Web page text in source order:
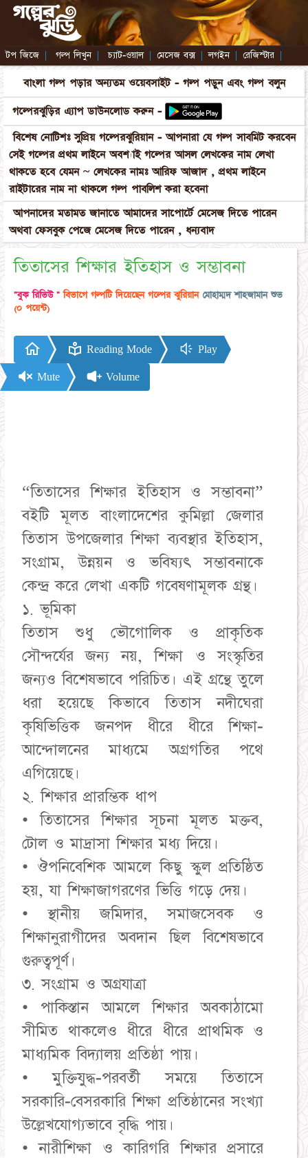
টপ জিজে | গল্প লিখুন | চ্যাট-ওয়াল | মেসেজ বক্স | লগইন | রেজিস্টার |
বাংলা গল্প পড়ার অন্যতম ওয়েবসাইট - গল্প পড়ুন এবং গল্প বলুন
গল্পেরঝুড়ির এ্যাপ ডাউনলোড করুন -
বিশেষ নোটিশঃ সুপ্রিয় গল্পেরঝুরিয়ান - আপনারা যে গল্প সাবমিট করবেন
সেই গল্পের প্রথম লাইনে অবশ্যাই গল্পের আসল লেখকের নাম লেখা
থাকতে হবে যেমন ~ লেখকের নামঃ আরিফ আজাদ , প্রথম লাইনে
রাইটারের নাম না থাকলে গল্প পাবলিশ করা হবেনা
আপনাদের মতামত জানাতে আমাদের সাপোর্টে মেসেজ দিতে পারেন
অথবা ফেসবুক পেজে মেসেজ দিতে পারেন , ধন্যবাদ
তিতাসের শিক্ষার ইতিহাস ও সম্ভাবনা
"বুক রিভিউ " বিভাগে গল্পটি দিয়েছেন গল্পের ঝুরিয়ান মোহাম্মদ শাহজামান শুভ
(০ পয়েন্ট)
Reading Mode Play
Mute Volume
“তিতাসের শিক্ষার ইতিহাস ও সম্ভাবনা”
বইটি মূলত বাংলাদেশের কুমিল্লা জেলার
তিতাস উপজেলার শিক্ষা ব্যবস্থার ইতিহাস,
সংগ্রাম, উন্নয়ন ও ভবিষ্যৎ সম্ভাবনাকে
কেন্দ্র করে লেখা একটি গবেষণামূলক গ্রন্থ।
১. ভূমিকা
তিতাস শুধু ভৌগোলিক ও প্রাকৃতিক
সৌন্দর্যের জন্য নয়, শিক্ষা ও সংস্কৃতির
জন্যও বিশেষভাবে পরিচিত। এই গ্রন্থে তুলে
ধরা হয়েছে কিভাবে তিতাস নদীঘেরা
কৃষিভিত্তিক জনপদ ধীরে ধীরে শিক্ষা-
আন্দোলনের মাধ্যমে অগ্রগতির পথে
এগিয়েছে।
২. শিক্ষার প্রারম্ভিক ধাপ
• তিতাসের শিক্ষার সূচনা মূলত মক্তব,
টোল ও মাদ্রাসা শিক্ষার মধ্য দিয়ে।
• ঔপনিবেশিক আমলে কিছু স্কুল প্রতিষ্ঠিত
হয়, যা শিক্ষাজাগরণের ভিত্তি গড়ে দেয়।
• স্থানীয় জমিদার, সমাজসেবক ও
শিক্ষানুরাগীদের অবদান ছিল বিশেষভাবে
গুরুত্বপূর্ণ।
৩. সংগ্রাম ও অগ্রযাত্রা
• পাকিস্তান আমলে শিক্ষার অবকাঠামো
সীমিত থাকলেও ধীরে ধীরে প্রাথমিক ও
মাধ্যমিক বিদ্যালয় প্রতিষ্ঠা পায়।
• মুক্তিযুদ্ধ-পরবর্তী সময়ে তিতাসে
সরকারি-বেসরকারি শিক্ষা প্রতিষ্ঠানের সংখ্যা
উল্লেখযোগ্যভাবে বৃদ্ধি পায়।
• নারীশিক্ষা ও কারিগরি শিক্ষার প্রসারে